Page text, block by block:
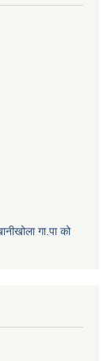
गा.पा को